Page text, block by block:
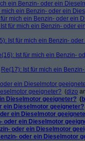
ein Benzin- oder ein
mich ein Benzin- oder ein
für mich ein Benzin- oder ein
Ist für mich ein Benzin- oder
Ist für mich ein Benzin-
Ist für mich ein Benzin-
Re(17): Ist für mich ein
ein Dieselmotor
geeigneter? (dizo
Dieselmotor geeigneter? (
ein Dieselmotor geeigneter?
ein Dieselmotor
oder ein Dieselmotor
oder ein Dieselmotor
oder ein Dieselmotor